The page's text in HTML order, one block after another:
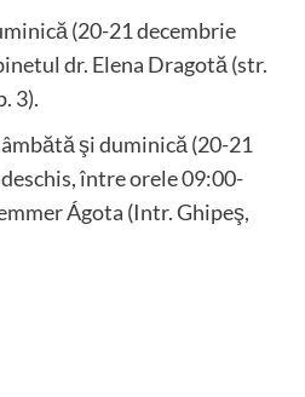
(20-21 decembrie
dr. Elena Dragotă (str.
3).
şi duminică (20-21
între orele 09:00-
Ágota (Intr. Ghipeş,